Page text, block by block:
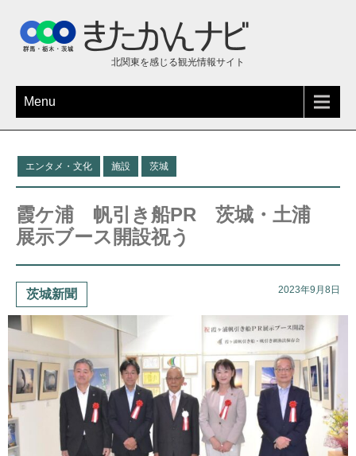
北関東を感じる観光情報サイト
Menu
エンタメ・文化 施設 茨城
霞ケ浦 帆引き船PR 茨城・土浦
展示ブース開設祝う
茨城新聞 2023年9月8日